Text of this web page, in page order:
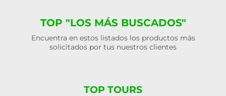
TOP "LOS MÁS BUSCADOS"
Encuentra en estos listados los productos más
solicitados por tus nuestros clientes
TOP TOURS